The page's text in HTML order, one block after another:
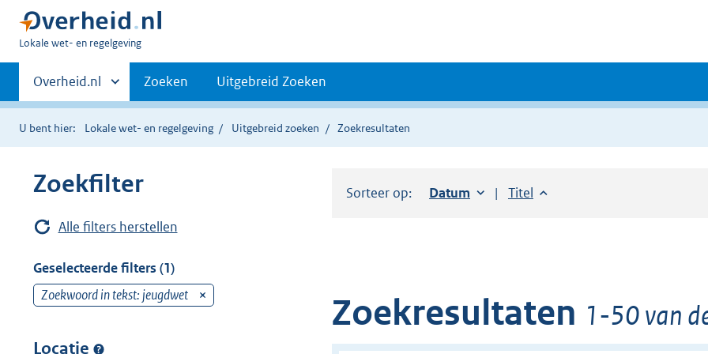
U
hier:
Lokale wet- en regelgeving
Primaire
navigatie
Andere
sites
binnen
Overheid.nl Zoeken Uitgebreid Zoeken
U bent hier: Lokale wet- en regelgeving Uitgebreid zoeken Zoekresultaten
Zoekfilter
Alle filters herstellen
Geselecteerde filters (1)
Zoekwoord in tekst: jeugdwet
Locatie
Sorteer op: Sorteer op:
Datum oplopendSorteer op:
Titel oplopend
Zoekresultaten 1-50 van